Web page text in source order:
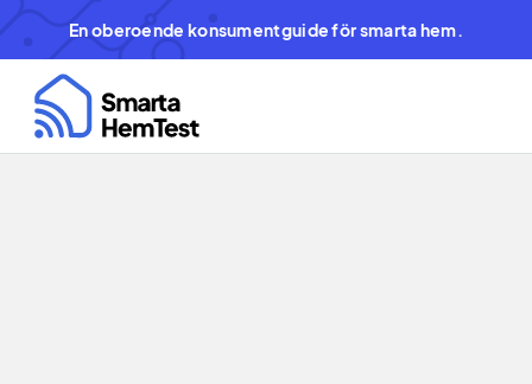
En oberoende konsumentguide för smarta hem.